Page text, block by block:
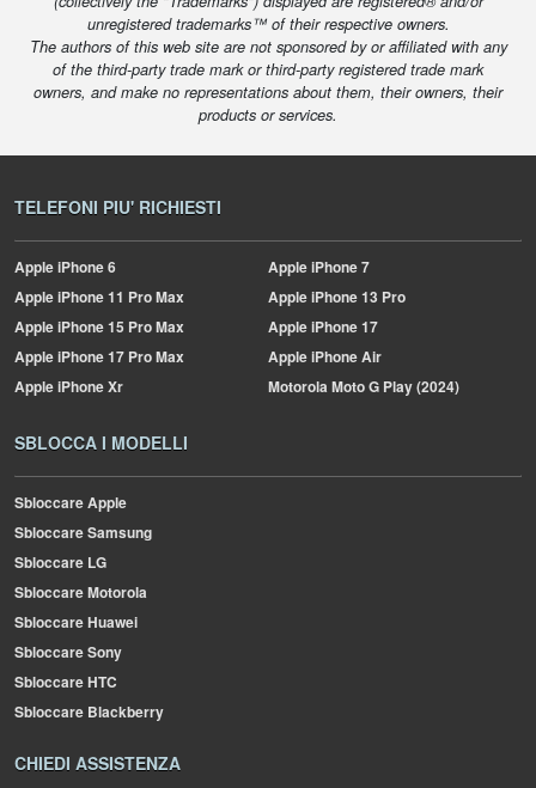
unregistered trademarks™ of their respective owners.
The authors of this web site are not sponsored by or affiliated with any
of the third-party trade mark or third-party registered trade mark
owners, and make no representations about them, their owners, their
products or services.
TELEFONI PIU' RICHIESTI
AppleiPhone 6 AppleiPhone 7
AppleiPhone 11 Pro Max AppleiPhone 13 Pro
AppleiPhone 15 Pro Max AppleiPhone 17
AppleiPhone 17 Pro Max AppleiPhone Air
AppleiPhone Xr MotorolaMoto G Play (2024)
SBLOCCA I MODELLI
Sbloccare Apple
Sbloccare Samsung
Sbloccare LG
Sbloccare Motorola
Sbloccare Huawei
Sbloccare Sony
Sbloccare HTC
Sbloccare Blackberry
CHIEDI ASSISTENZA